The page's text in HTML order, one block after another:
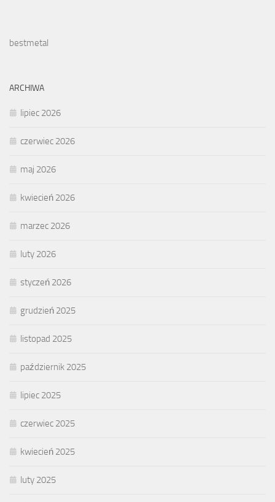
bestmetal
ARCHIWA
lipiec 2026
czerwiec 2026
maj 2026
kwiecień 2026
marzec 2026
luty 2026
styczeń 2026
grudzień 2025
listopad 2025
październik 2025
lipiec 2025
czerwiec 2025
kwiecień 2025
luty 2025